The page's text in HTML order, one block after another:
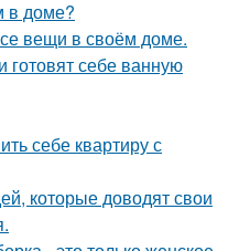
в доме?
вещи в своём доме.
готовят себе ванную
себе квартиру с
которые доводят свои